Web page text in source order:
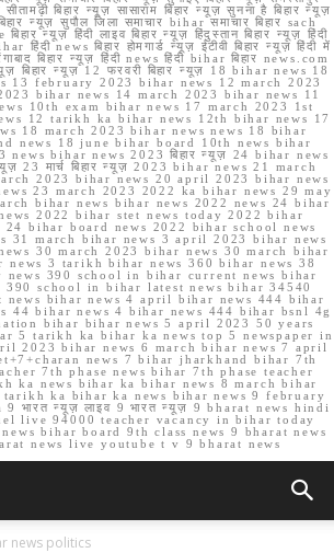
सीतामढ़ी बिहार न्यूज़ सासाराम बिहार न्यूज़ सुनना है बिहार न्यूज़
न्यूज़ सुपौल जिला समाचार bihar समाचार बिहार sach
न्यूज़ हिंदी लाइव बिहार न्यूज़ हिंदुस्तान बिहार न्यूज़ हिंदी
हिंदी news बिहार होमगार्ड न्यूज़ ईटीवी बिहार न्यूज़ हिंदी में
बिहार न्यूज़ हिंदी news हिंदी bihar बिहार news.com
बिहार न्यूज़ 12 फरवरी बिहार न्यूज़ 18 bihar news 18
13 february 2023 bihar news 12 march 2023
bihar news 14 march 2023 bihar news 11
10th exam bihar news 17 march 2023 1st
12 tarikh ka bihar news 12th bihar news 17
18 march 2023 bihar news news 18 bihar
news 18 june bihar board 10th news bihar
bihar news 2023 बिहार न्यूज़ 24 bihar news
23 मार्च बिहार न्यूज़ 2023 bihar news 21 march
2023 bihar news 20 april 2023 bihar news
23 march 2023 2022 ka bihar news 29 may
bihar news bihar news 2022 news 24 bihar
2022 bihar stet news today 2022 bihar
24 bihar board news 2022 bihar school news
31 march bihar news 3 april 2023 bihar news
30 march 2023 bihar news 30 march bihar
news 3 tarikh bihar news 360 bihar news 38
390 school in bihar current news bihar
390 school in bihar latest news bihar 34540
news bihar news 4 april bihar news 444 bihar
44 bihar news 4 bihar news 444 bihar bsnl 4g
bihar bihar news 5 april 2023 50 years
5 tarikh ka bihar ka news top 5 newspaper in
2023 bihar news 6 march bihar news 7 april
news 7 bihar jharkhand bihar 7th
7th phase news bihar 7th phase teacher
ka news bihar ka bihar news 8 march bihar
tarikh ka bihar ka news bihar news 9 february
भारत न्यूज़ लाइव 9 भारत न्यूज़ 9 bharat news hindi
live 94000 teacher vacancy in bihar today
bihar board 9th class news 9 bharat news
news live youtube t v 9 bharat news
news politics